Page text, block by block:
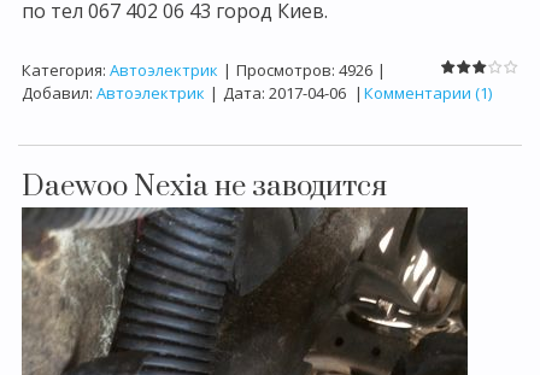
по тел 067 402 06 43 город Киев.
Категория: Автоэлектрик | Просмотров: 4926 |
Добавил: Автоэлектрик | Дата: 2017-04-06 | Комментарии (1)
Daewoo Nexia не заводится